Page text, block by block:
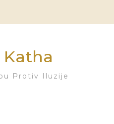
Katha
Protiv Iluzije